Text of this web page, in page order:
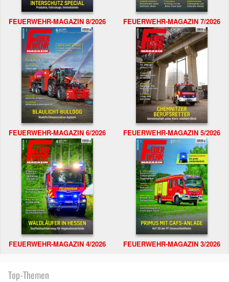
FEUERWEHR-MAGAZIN 8/2026 FEUERWEHR-MAGAZIN 7/2026
FEUERWEHR-MAGAZIN 6/2026 FEUERWEHR-MAGAZIN 5/2026
FEUERWEHR-MAGAZIN 4/2026 FEUERWEHR-MAGAZIN 3/2026
Top-Themen